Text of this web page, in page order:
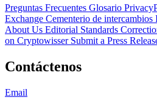
Preguntas Frecuentes Glosario
Exchange Cementerio de intercambios
About Us Editorial Standards
on Cryptowisser Submit a Press
Contáctenos
Email